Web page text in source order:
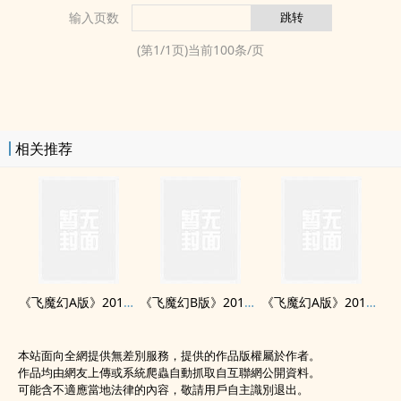
输入页数
(第1/1页)当前100条/页
相关推荐
《飞魔幻A版》2013年8月 《飞魔幻B版》2013年8月 《飞魔幻A版》2013年9月
本站面向全網提供無差別服務，提供的作品版權屬於作者。
作品均由網友上傳或系統爬蟲自動抓取自互聯網公開資料。
可能含不適應當地法律的內容，敬請用戶自主識別退出。